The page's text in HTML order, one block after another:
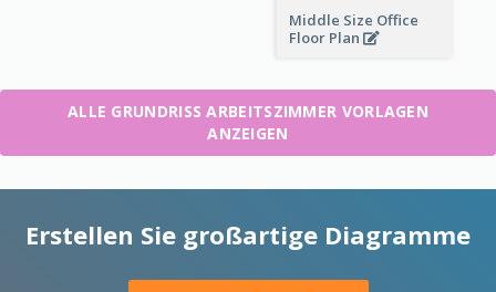
Middle Size Office
Floor Plan
ALLE GRUNDRISS ARBEITSZIMMER VORLAGEN
ANZEIGEN
Erstellen Sie großartige Diagramme